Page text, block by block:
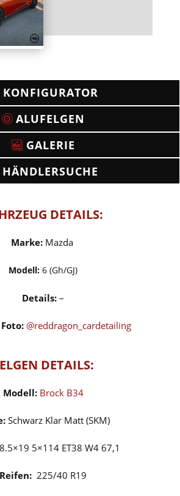
KONFIGURATOR
ALUFELGEN
GALERIE
HÄNDLERSUCHE
DETAILS:
Marke:Mazda
Modell: 6 (Gh/GJ)
Details: –
@reddragon_cardetailing
DETAILS:
Modell: Brock B34
Schwarz Klar Matt (SKM)
8.5×19 5×114 ET38 W4 67,1
Reifen: 225/40 R19